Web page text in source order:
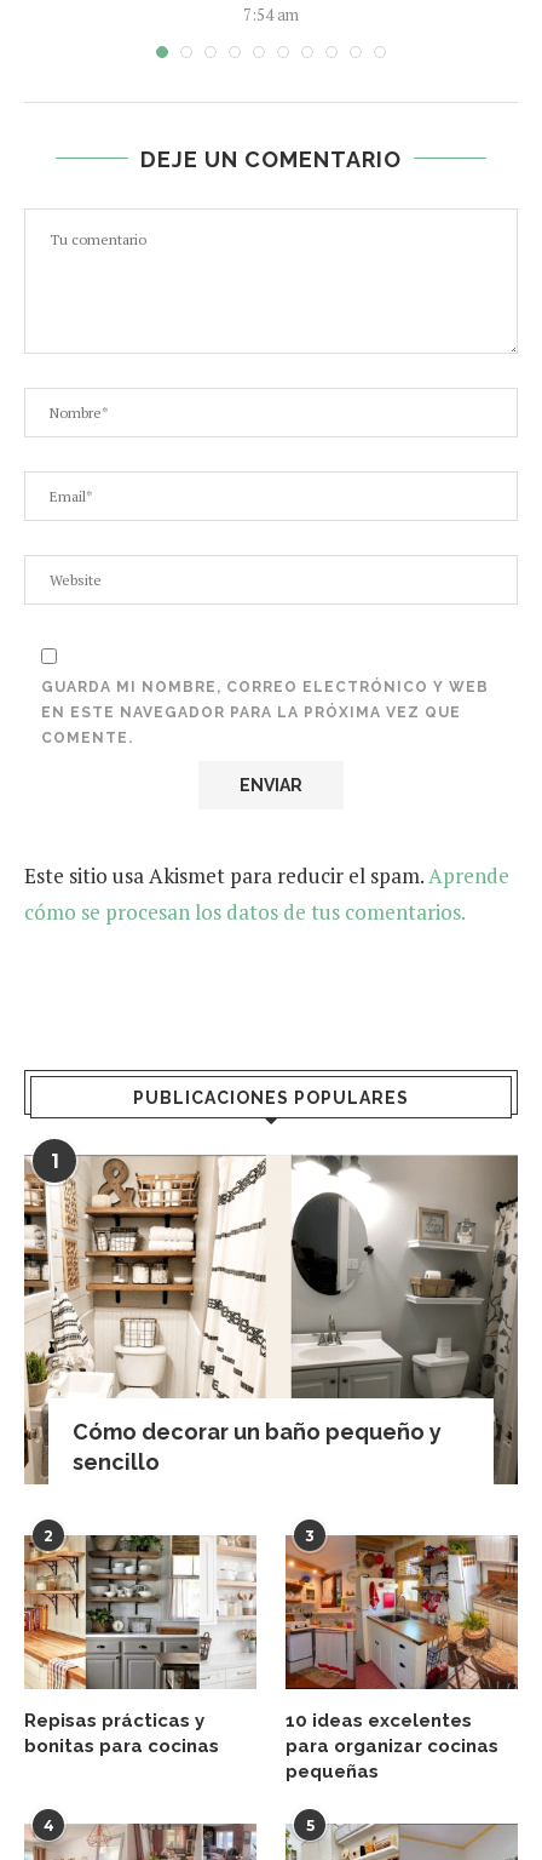
7:54 am
DEJE UN COMENTARIO
GUARDA MI NOMBRE, CORREO ELECTRÓNICO Y WEB
EN ESTE NAVEGADOR PARA LA PRÓXIMA VEZ QUE
COMENTE.
Este sitio usa Akismet para reducir el spam. Aprende
cómo se procesan los datos de tus comentarios.
PUBLICACIONES POPULARES
1
Cómo decorar un baño pequeño y
sencillo
2
Repisas prácticas y
bonitas para cocinas
3
10 ideas excelentes
para organizar cocinas
pequeñas
4 5